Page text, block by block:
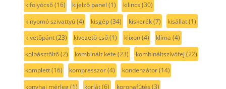
kifolyócső(16) kijelző panel (1) kilincs (30)
kinyomó szivattyú(4) kisgép(34) kiskerék(7) kisállat(1)
kivetőpánt(23) kivezető cső(1) klixon(4) klíma (4)
kolbásztöltő(2) kombinált kefe (23) kombináltszívófej (22)
komplett(16) kompresszor(4) kondenzátor(14)
konyhai mérleg(1) korlát(6) koronafűtés (3)